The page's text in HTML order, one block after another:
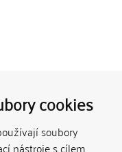
cookies
soubory
nástroje s cílem